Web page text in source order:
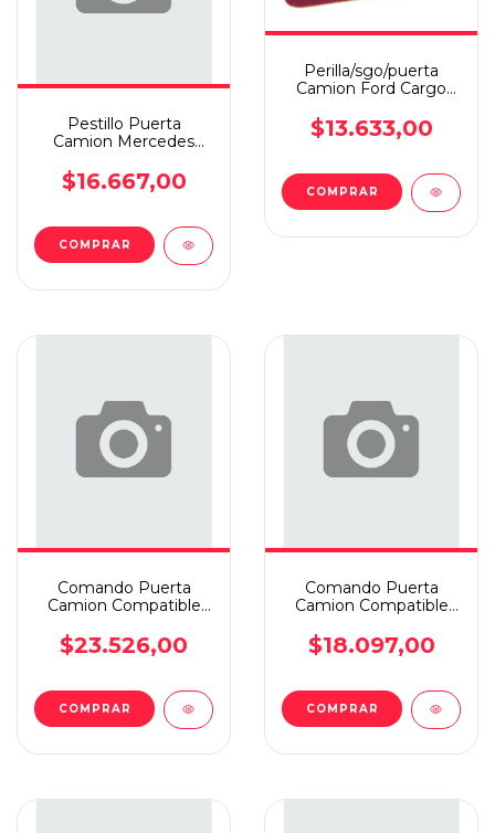
Pestillo Puerta
Camion Mercedes
$16.667,00
COMPRAR
Perilla/sgo/puerta
Camion Ford Cargo
$13.633,00
Comando Puerta
Camion Compatible
$23.526,00
Comando Puerta
Camion Compatible
$18.097,00